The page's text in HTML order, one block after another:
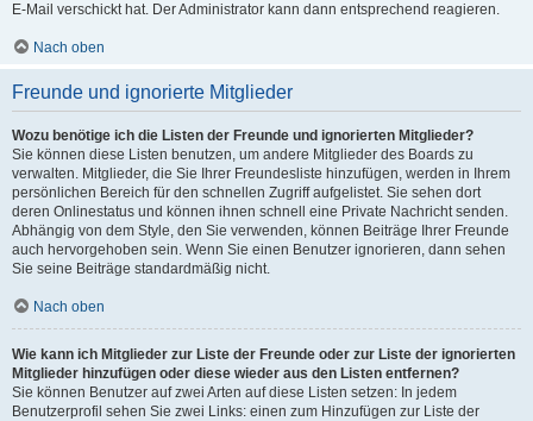
E-Mail verschickt hat. Der Administrator kann dann entsprechend reagieren.
Nach oben
Freunde und ignorierte Mitglieder
Wozu benötige ich die Listen der Freunde und ignorierten Mitglieder?
Sie können diese Listen benutzen, um andere Mitglieder des Boards zu
verwalten. Mitglieder, die Sie Ihrer Freundesliste hinzufügen, werden in Ihrem
persönlichen Bereich für den schnellen Zugriff aufgelistet. Sie sehen dort
deren Onlinestatus und können ihnen schnell eine Private Nachricht senden.
Abhängig von dem Style, den Sie verwenden, können Beiträge Ihrer Freunde
auch hervorgehoben sein. Wenn Sie einen Benutzer ignorieren, dann sehen
Sie seine Beiträge standardmäßig nicht.
Nach oben
Wie kann ich Mitglieder zur Liste der Freunde oder zur Liste der ignorierten
Mitglieder hinzufügen oder diese wieder aus den Listen entfernen?
Sie können Benutzer auf zwei Arten auf diese Listen setzen: In jedem
Benutzerprofil sehen Sie zwei Links: einen zum Hinzufügen zur Liste der